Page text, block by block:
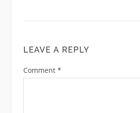
LEAVE A REPLY
Comment *